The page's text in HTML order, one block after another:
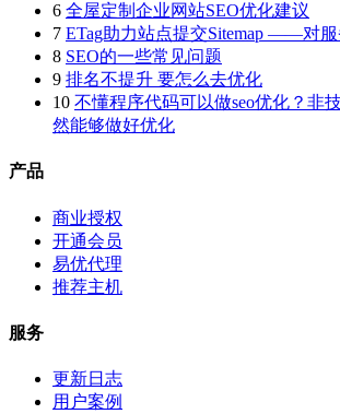
6 全屋定制企业网站SEO优化建议
7 ETag助力站点提交Sitemap ——对
8 SEO的一些常见问题
9 排名不提升 要怎么去优化
10 不懂程序代码可以做seo优化？非
然能够做好优化
产品
商业授权
开通会员
易优代理
推荐主机
服务
更新日志
用户案例